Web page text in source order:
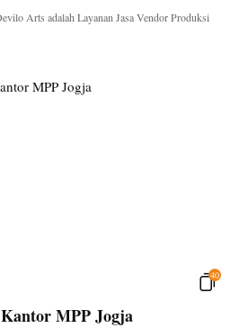
Arts adalah Layanan Jasa Vendor Produksi
40
MPP Jogja